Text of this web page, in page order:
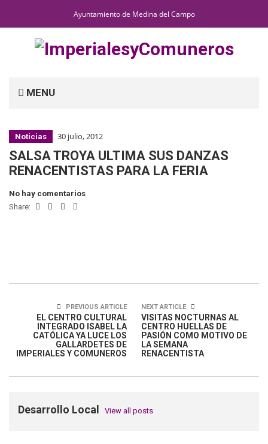
Ayuntamiento de Medina del Campo
MENU
Noticias 30 julio, 2012
SALSA TROYA ULTIMA SUS DANZAS
RENACENTISTAS PARA LA FERIA
No hay comentarios
Share:
PREVIOUS ARTICLE
EL CENTRO CULTURAL
INTEGRADO ISABEL LA
CATÓLICA YA LUCE LOS
GALLARDETES DE
IMPERIALES Y COMUNEROS
NEXT ARTICLE
VISITAS NOCTURNAS AL
CENTRO HUELLAS DE
PASIÓN COMO MOTIVO DE
LA SEMANA
RENACENTISTA
Desarrollo Local View all posts